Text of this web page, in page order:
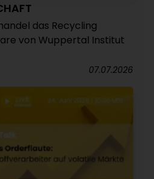
das Recycling
von Wuppertal Institut
07.07.2026